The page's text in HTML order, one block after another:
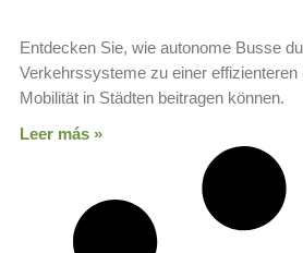
Entdecken Sie, wie autonome Busse
Verkehrssysteme zu einer effizienteren
Mobilität in Städten beitragen können.
Leer más »